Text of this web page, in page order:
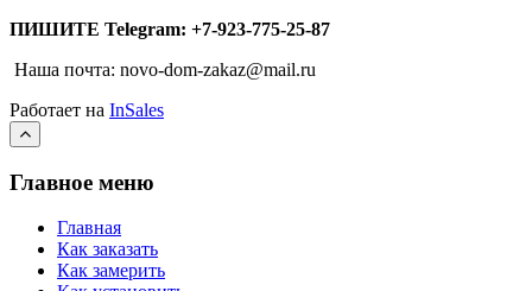
ПИШИТЕ Telegram: +7-923-775-25-87
Наша почта: novo-dom-zakaz@mail.ru
Работает на InSales
Главное меню
Главная
Как заказать
Как замерить